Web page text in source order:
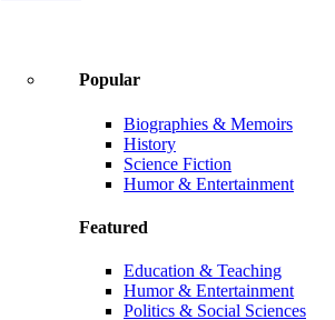
Popular
Biographies & Memoirs
History
Science Fiction
Humor & Entertainment
Featured
Education & Teaching
Humor & Entertainment
Politics & Social Sciences